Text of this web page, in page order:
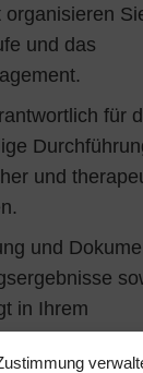
organisieren
und das
für
und
und
in Ihrem